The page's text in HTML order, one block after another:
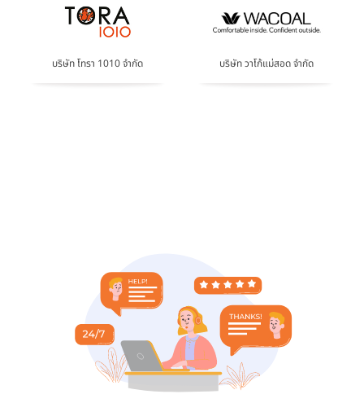
บริษัท โทรา 1010 จำกัด บริษัท วาโก้แม่สอด จำกัด